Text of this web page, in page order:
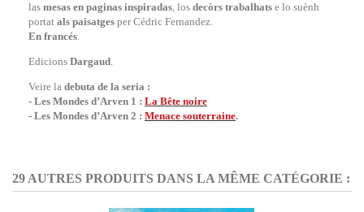
las mesas en paginas inspiradas, los decòrs trabalhats e lo suènh
portat als paisatges per Cédric Fernandez.
En francés.
Edicions Dargaud.
Veire la debuta de la seria :
- Les Mondes d’Arven 1 : La Bête noire
- Les Mondes d’Arven 2 : Menace souterraine.
29 AUTRES PRODUITS DANS LA MÊME CATÉGORIE :